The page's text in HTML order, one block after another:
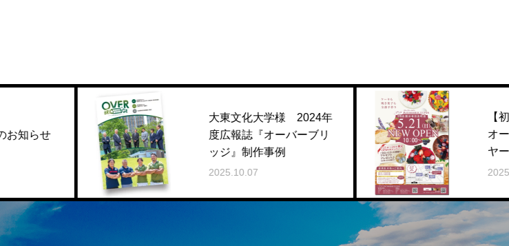
大東文化大学様 2024年
度広報誌『オーバーブリ
ッジ』制作事例
2025.10.07
【初心者向け】新規店
オープンチラシ・フラ
ヤーの作り方をわかり
すく解説！
2025.05.28